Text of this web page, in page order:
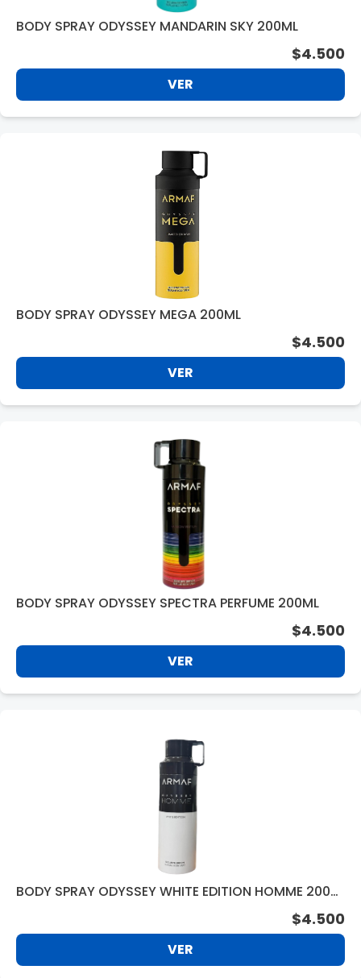
BODY SPRAY ODYSSEY MANDARIN SKY 200ML
$4.500
VER
BODY SPRAY ODYSSEY MEGA 200ML
$4.500
VER
BODY SPRAY ODYSSEY SPECTRA PERFUME 200ML
$4.500
VER
BODY SPRAY ODYSSEY WHITE EDITION HOMME 200M
$4.500
VER